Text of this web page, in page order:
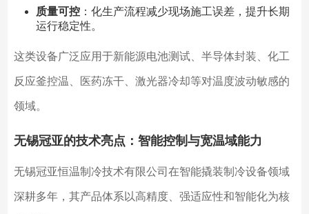
质量可控：化生产流程减少现场施工误差，提升长期
运行稳定性。
这类设备广泛应用于新能源电池测试、半导体封装、化工
反应釜控温、医药冻干、激光器冷却等对温度波动敏感的
领域。
无锡冠亚的技术亮点：智能控制与宽温域能力
无锡冠亚恒温制冷技术有限公司在智能撬装制冷设备领域
深耕多年，其产品体系以高精度、强适应性和智能化为核